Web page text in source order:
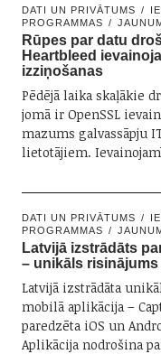
DATI UN PRIVĀTUMS
PROGRAMMAS
Rūpes par datu
Heartbleed
izziņošanas
Pēdējā laika skaļākie
jomā ir OpenSSL
mazums galvassāpju
lietotājiem.
DATI UN PRIVĀTUMS
PROGRAMMAS
Latvijā izstrādāts
– unikāls risinājums
Latvijā izstrādāta
mobilā aplikācija –
paredzēta iOS un
Aplikācija nodrošina